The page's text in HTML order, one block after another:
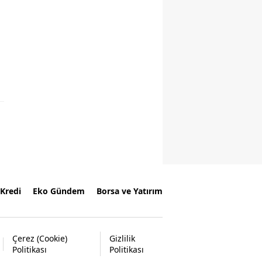
Kredi Eko Gündem Borsa ve Yatırım
Çerez (Cookie)
Politikası
Gizlilik
Politikası